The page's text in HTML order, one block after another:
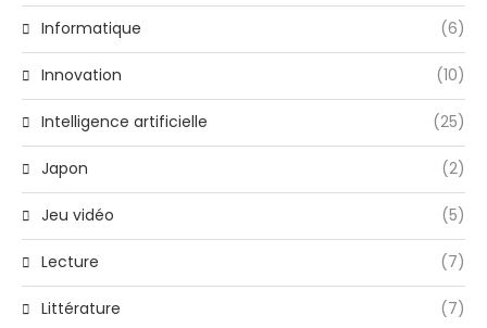
Informatique (6)
Innovation (10)
Intelligence artificielle (25)
Japon (2)
Jeu vidéo (5)
Lecture (7)
Littérature (7)